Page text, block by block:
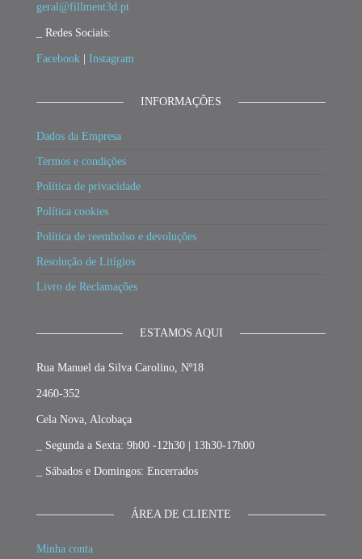
geral@fillment3d.pt
_ Redes Sociais:
Facebook Instagram
INFORMAÇÕES
Dados da Empresa
Termos e condições
Política de privacidade
Política cookies
Política de reembolso e devoluções
Resolução de Litígios
Livro de Reclamações
ESTAMOS AQUI
Rua Manuel da Silva Carolino, Nº18
2460-352
Cela Nova, Alcobaça
_ Segunda a Sexta: 9h00 -12h30 | 13h30-17h00
_ Sábados e Domingos: Encerrados
ÁREA DE CLIENTE
Minha conta